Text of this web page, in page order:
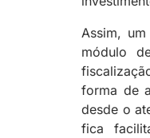
Assim,
módulo
forma de
desde o
fica